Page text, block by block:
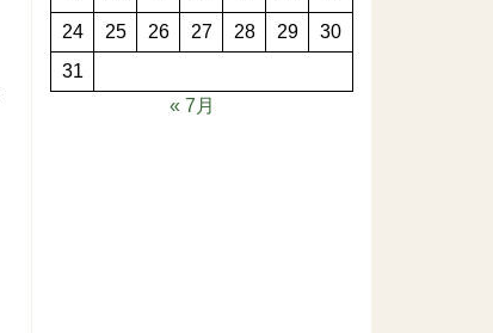
24
25 26 27 28 29
30
31
« 7月